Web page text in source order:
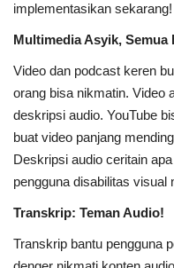
implementasikan sekarang!
Multimedia Asyik, Semua
Video dan podcast keren
orang bisa nikmatin. Video
deskripsi audio. YouTube
buat video panjang
Deskripsi audio ceritain
pengguna disabilitas visual
Transkrip: Teman Audio!
Transkrip bantu pengguna